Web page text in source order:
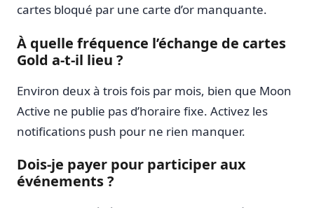
cartes bloqué par une carte d’or manquante.
À quelle fréquence l’échange de cartes
Gold a-t-il lieu ?
Environ deux à trois fois par mois, bien que Moon
Active ne publie pas d’horaire fixe. Activez les
notifications push pour ne rien manquer.
Dois-je payer pour participer aux
événements ?